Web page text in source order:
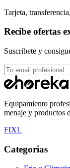
Tarjeta,
Recibe ofertas
Suscribete y
Equipamiento
menaje y productos
FIXL
Categorias